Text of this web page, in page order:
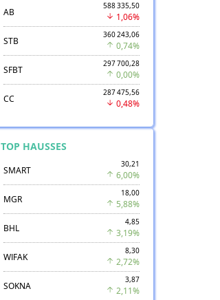
AB
588 335,50
1,06%
STB
360 243,06
0,74%
SFBT
297 700,28
0,00%
CC
287 475,56
0,48%
TOP HAUSSES
SMART
30,21
6,00%
MGR
18,00
5,88%
BHL
4,85
3,19%
WIFAK
8,30
2,72%
SOKNA
3,87
2,11%